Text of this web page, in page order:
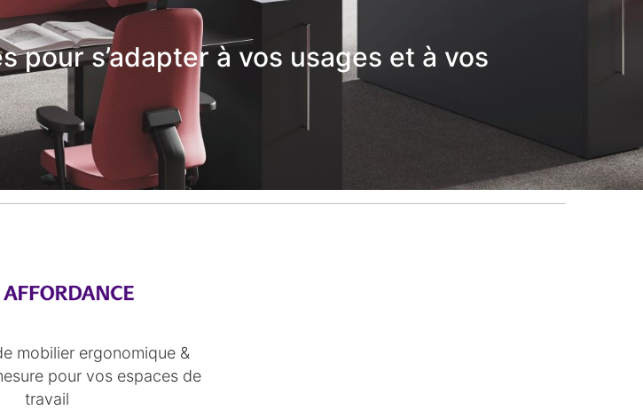
pour s’adapter à vos usages et à vos
mobilier ergonomique &
pour vos espaces de
travail